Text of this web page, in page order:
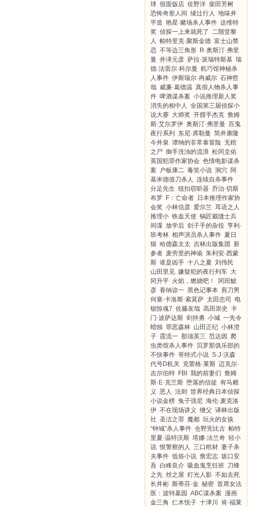
球 假面饭店 佐野洋 柴田芳树
恐怖奇形人间 绫辻行人 地味井
平造 艳星·赌场杀人事件 达维特
奖 侦探一上来就死了 二階堂黎
人 帕特里克·聚斯金德 富士山禁
恋 不等边三角形 R·奥斯汀·弗里
曼 井泽元彦 萨拉·派瑞特斯基 瑞
德·法雷尔·科尔曼 机巧馆神秘杀
人事件 伊斯瑞尔·冉威尔 石神哲
哉 威廉·葛德温 真假人物杀人事
件 啤酒谋杀案 小说推理新人奖
消失的相中人 全国第三届侦探小
说大赛 大师奖 开膛手杰克 詹姆
斯·艾尔罗伊 奥斯汀·弗里曼 百鬼
夜行系列
东尼·席勒曼 简井康隆
今井泉 谭纳的非常泰冒险 无棺
之尸 御手洗浊的流浪 松冈圭佑
英国犯罪作家协会 色情电影谋杀
案
户板康二 毒笑小说 洞穴 阿
基米德借刀杀人 连续自杀事件
分足先生 纽扣窃听器 乔治·切斯
布罗
F：亡命者 日本推理作家协
会奖 小林信彦 爱尔兰 耳语之人
推理小 铁血天使 锅匠裁缝士兵
间谍 放学后 刽子手的杂役 亨利·
班考林 相声演员杀人事件 夏日
猫 哈德森太太 吉林出版集团
新
参者 麦劳里的神谕 朱利安·西蒙
斯 谁是凶手 十八之夏 刘伟民
山田里见 嫌疑犯的夜行列车 大
冈升平 火焰，燃烧吧！
冈田鯱
彦 香纳谅一 黑色记事本 剪刀男
何塞·卡洛斯·索莫萨 太田忠司
电
锯惊魂7 佐藤友哉 高田崇史 卡
门·波萨达斯 剑持勇 小城 一先令
蜡烛 罪恶森林 山田正纪 小林澄
子 霞流一 那须英三 范达因
爬
虫类馆杀人事件 贝罗那俱乐部的
不快事件 哥特式小说 S·J·沃森
代号D机关 克蕾格·莱斯 迈克尔·
吉尔伯特 FBI 我的前妻们 詹姆
斯·E·克兰斯 堕落的信徒 有马赖
义 恶人 法则
世界经典日本侦探
小说金榜 兔子强尼 海伦·麦克洛
伊 不在现场讲义 继父 译林出版
社 圣洁之罪 魔都 玩火的女孩
“钟城”杀人事件 仓野宪比古 帕特
里夏·温特沃斯 塔娜·法兰奇 轻小
说 恨警察的人 三口棺材 妻子杀
夫事件 低俗小说 詹宏志 坂口安
吾 白峰良介 吸血鬼烹饪班 刀锋
之先 丝之屋 灯光人影 不如去死
长井彬 斯蒂芬·金 秘密 首席女法
医：波特墓园 ABC谋杀案 漫画
金三角 仁木悦子 十津川 肯·福莱